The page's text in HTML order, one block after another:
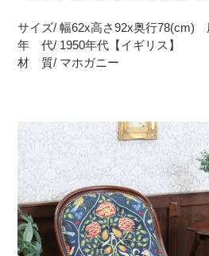
サイズ/ 幅62x高さ92x奥行78(cm)
年 代/ 1950年代【イギリス】
材 質/ マホガニー